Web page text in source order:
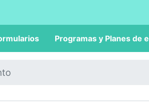
Programas y Planes de